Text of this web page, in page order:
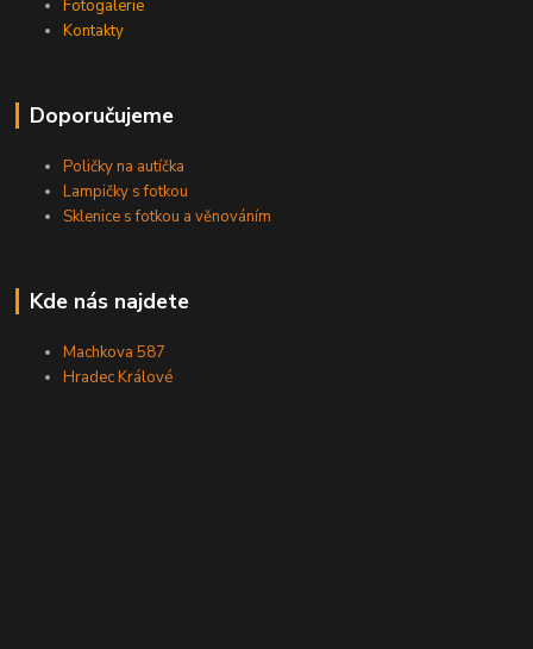
Fotogalerie
Kontakty
Doporučujeme
Poličky na autíčka
Lampičky s fotkou
Sklenice s fotkou a věnováním
Kde nás najdete
Machkova 587
Hradec Králové